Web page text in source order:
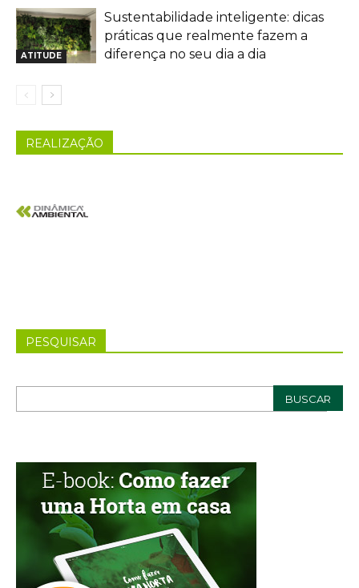
ATITUDE
Sustentabilidade inteligente: dicas
práticas que realmente fazem a
diferença no seu dia a dia
REALIZAÇÃO
PESQUISAR